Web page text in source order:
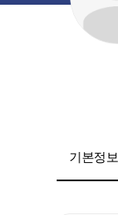
기본정보